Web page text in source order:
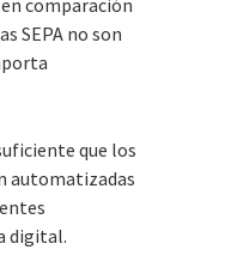
SEPA no son
que los
automatizadas
digital.